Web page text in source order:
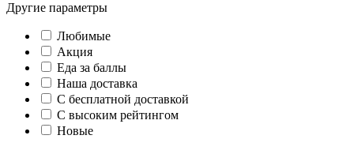
Другие параметры
Любимые
Акция
Еда за баллы
Наша доставка
C бесплатной доставкой
С высоким рейтингом
Новые